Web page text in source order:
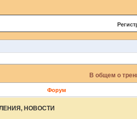
В общем о
Форум
НОВОСТИ